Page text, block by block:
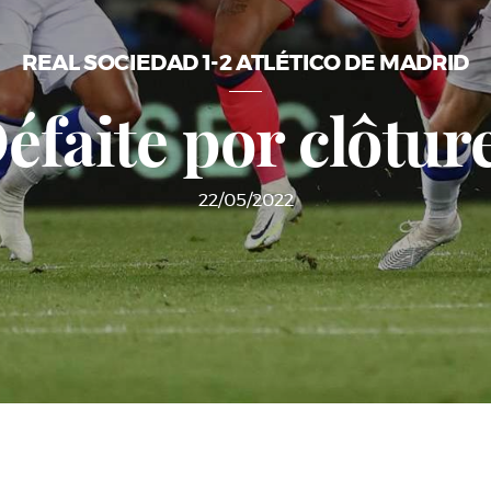
REAL SOCIEDAD 1-2 ATLÉTICO DE MADRID
por
22/05/2022